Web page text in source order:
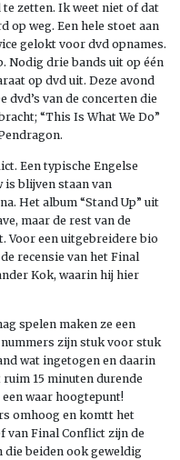
zetten. Ik weet niet of dat
op weg. Een hele stoet aan
gelokt voor dvd opnames.
Nodig drie bands uit op één
op dvd uit. Deze avond
van de concerten die
“This Is What We Do”
Een typische Engelse
is blijven staan van
Het album “Stand Up” uit
maar de rest van de
Voor een uitgebreidere bio
recensie van het Final
Kok, waarin hij hier
spelen maken ze een
zijn stuk voor stuk
wat ingetogen en daarin
15 minuten durende
een waar hoogtepunt!
omhoog en komtt het
van Final Conflict zijn de
beiden ook geweldig